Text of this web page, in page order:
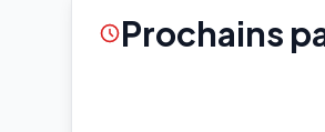
Prochains